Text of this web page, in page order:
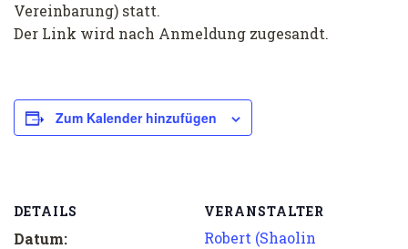
Vereinbarung) statt.
Der Link wird nach Anmeldung zugesandt.
Zum Kalender hinzufügen
DETAILS
Datum:
VERANSTALTER
Robert (Shaolin